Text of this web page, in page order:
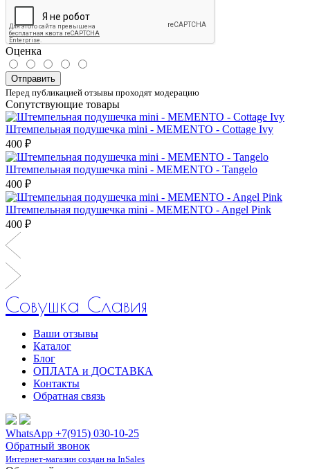
Оценка
Отправить
Перед публикацией отзывы проходят модерацию
Сопутствующие товары
Штемпельная подушечка mini - MEMENTO - Cottage Ivy
400 ₽
Штемпельная подушечка mini - MEMENTO - Tangelo
400 ₽
Штемпельная подушечка mini - MEMENTO - Angel Pink
400 ₽
Совушка Славия
Ваши отзывы
Каталог
Блог
ОПЛАТА и ДОСТАВКА
Контакты
Обратная связь
WhatsApp +7(915) 030-10-25
Обратный звонок
Интернет-магазин создан на InSales